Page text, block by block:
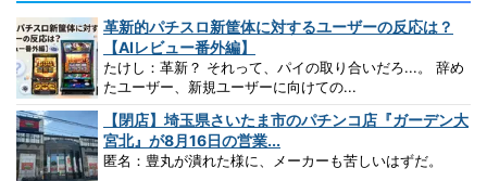
革新的パチスロ新筐体に対するユーザーの反応は？
【AIレビュー番外編】
たけし：革新？ それって、パイの取り合いだろ...。 辞め
たユーザー、新規ユーザーに向けての...
【閉店】埼玉県さいたま市のパチンコ店『ガーデン大
宮北』が8月16日の営業...
匿名：豊丸が潰れた様に、メーカーも苦しいはずだ。